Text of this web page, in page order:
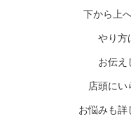
下から上
やり方
お伝え
店頭にい
お悩みも詳